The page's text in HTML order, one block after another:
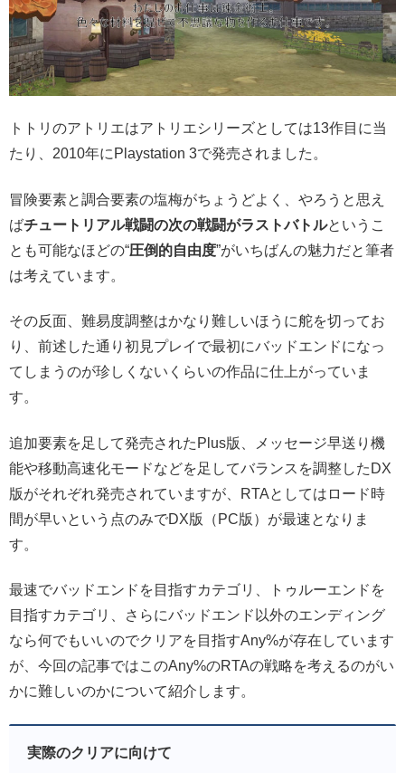
トトリのアトリエはアトリエシリーズとしては13作目に当
たり、2010年にPlaystation 3で発売されました。
冒険要素と調合要素の塩梅がちょうどよく、やろうと思え
ばチュートリアル戦闘の次の戦闘がラストバトルというこ
とも可能なほどの“圧倒的自由度”がいちばんの魅力だと筆者
は考えています。
その反面、難易度調整はかなり難しいほうに舵を切ってお
り、前述した通り初見プレイで最初にバッドエンドになっ
てしまうのが珍しくないくらいの作品に仕上がっていま
す。
追加要素を足して発売されたPlus版、メッセージ早送り機
能や移動高速化モードなどを足してバランスを調整したDX
版がそれぞれ発売されていますが、RTAとしてはロード時
間が早いという点のみでDX版（PC版）が最速となりま
す。
最速でバッドエンドを目指すカテゴリ、トゥルーエンドを
目指すカテゴリ、さらにバッドエンド以外のエンディング
なら何でもいいのでクリアを目指すAny%が存在しています
が、今回の記事ではこのAny%のRTAの戦略を考えるのがい
かに難しいのかについて紹介します。
実際のクリアに向けて